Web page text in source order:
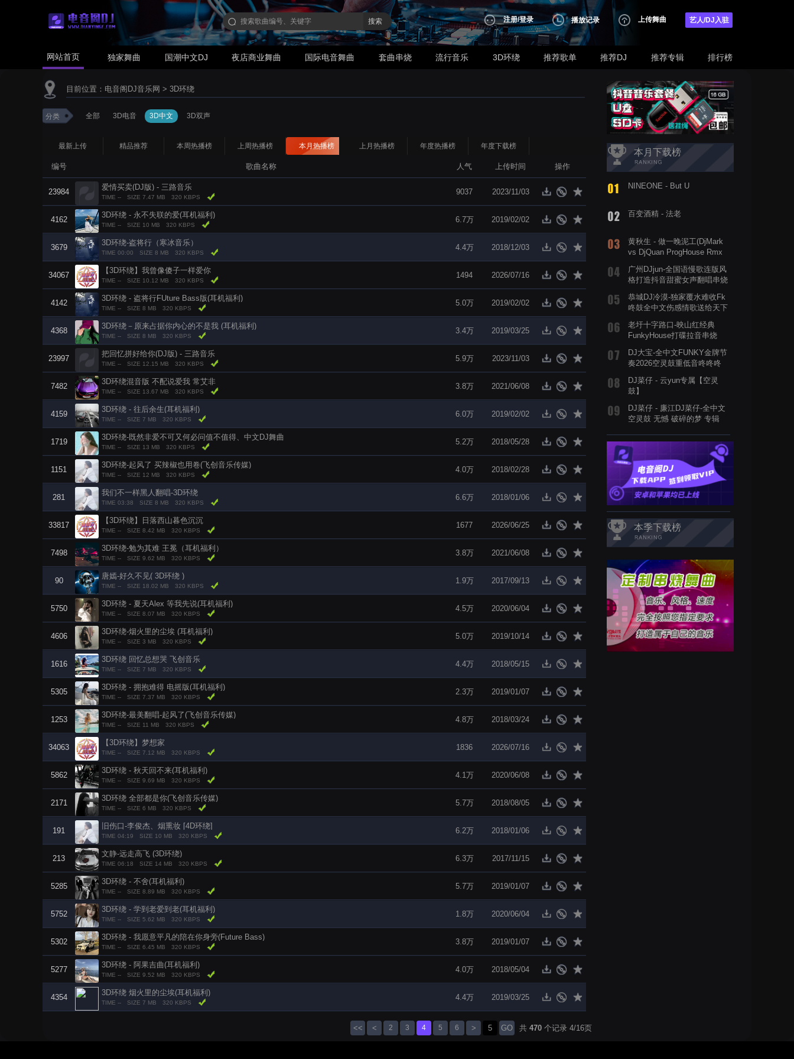
搜索 注册/登录 播放记录 上传舞曲 艺人/DJ入驻
网站首页 独家舞曲 国潮中文DJ 夜店商业舞曲 国际电音舞曲 套曲串烧 流行音乐 3D环绕 推荐歌单 推荐DJ 推荐专辑 排行榜
目前位置： 电音阁DJ音乐网 > 3D环绕
分类 全部 3D电音 3D中文 3D双声
最新上传 精品推荐 本周热播榜 上周热播榜 本月热播榜 上月热播榜 年度热播榜 年度下载榜
编号 歌曲名称 人气 上传时间 操作
23984
爱情买卖(DJ版) - 三路音乐
TIME -- SIZE 7.47 MB 320 KBPS
9037 2023/11/03
4162
3D环绕 - 永不失联的爱(耳机福利)
TIME -- SIZE 10 MB 320 KBPS
6.7万 2019/02/02
3679
3D环绕-盗将行（寒冰音乐）
TIME 00:00 SIZE 8 MB 320 KBPS
4.4万 2018/12/03
34067
【3D环绕】我曾像傻子一样爱你
TIME -- SIZE 10.12 MB 320 KBPS
1494 2026/07/16
4142
3D环绕 - 盗将行FUture Bass版(耳机福利)
TIME -- SIZE 8 MB 320 KBPS
5.0万 2019/02/02
4368
3D环绕－原来占据你内心的不是我 (耳机福利)
TIME -- SIZE 8 MB 320 KBPS
3.4万 2019/03/25
23997
把回忆拼好给你(DJ版) - 三路音乐
TIME -- SIZE 12.15 MB 320 KBPS
5.9万 2023/11/03
7482
3D环绕混音版 不配说爱我 常艾非
TIME -- SIZE 13.67 MB 320 KBPS
3.8万 2021/06/08
4159
3D环绕 - 往后余生(耳机福利)
TIME -- SIZE 7 MB 320 KBPS
6.0万 2019/02/02
1719
3D环绕-既然非爱不可又何必问值不值得、中文DJ舞曲
TIME -- SIZE 13 MB 320 KBPS
5.2万 2018/05/28
1151
3D环绕-起风了 买辣椒也用卷(飞创音乐传媒)
TIME -- SIZE 12 MB 320 KBPS
4.0万 2018/02/28
281
我们不一样黑人翻唱-3D环绕
TIME 03:38 SIZE 8 MB 320 KBPS
6.6万 2018/01/06
33817
【3D环绕】日落西山暮色沉沉
TIME -- SIZE 8.42 MB 320 KBPS
1677 2026/06/25
7498
3D环绕-勉为其难 王冕（耳机福利）
TIME -- SIZE 9.62 MB 320 KBPS
3.8万 2021/06/08
90
唐嫣-好久不见( 3D环绕 )
TIME -- SIZE 18.02 MB 320 KBPS
1.9万 2017/09/13
5750
3D环绕 - 夏天Alex 等我先说(耳机福利)
TIME -- SIZE 8.07 MB 320 KBPS
4.5万 2020/06/04
4606
3D环绕-烟火里的尘埃 (耳机福利)
TIME -- SIZE 3 MB 320 KBPS
5.0万 2019/10/14
1616
3D环绕 回忆总想哭 飞创音乐
TIME -- SIZE 7 MB 320 KBPS
4.4万 2018/05/15
5305
3D环绕 - 拥抱难得 电摇版(耳机福利)
TIME -- SIZE 7.37 MB 320 KBPS
2.3万 2019/01/07
1253
3D环绕-最美翻唱-起风了(飞创音乐传媒)
TIME -- SIZE 11 MB 320 KBPS
4.8万 2018/03/24
34063
【3D环绕】梦想家
TIME -- SIZE 7.12 MB 320 KBPS
1836 2026/07/16
5862
3D环绕 - 秋天回不来(耳机福利)
TIME -- SIZE 9.69 MB 320 KBPS
4.1万 2020/06/08
2171
3D环绕 全部都是你(飞创音乐传媒)
TIME -- SIZE 6 MB 320 KBPS
5.7万 2018/08/05
191
旧伤口-李俊杰、烟熏妆 [4D环绕]
TIME 04:19 SIZE 10 MB 320 KBPS
6.2万 2018/01/06
213
文静-远走高飞 (3D环绕)
TIME 06:18 SIZE 14 MB 320 KBPS
6.3万 2017/11/15
5285
3D环绕 - 不舍(耳机福利)
TIME -- SIZE 8.89 MB 320 KBPS
5.7万 2019/01/07
5752
3D环绕 - 学到老爱到老(耳机福利)
TIME -- SIZE 5.62 MB 320 KBPS
1.8万 2020/06/04
5302
3D环绕 - 我愿意平凡的陪在你身旁(Future Bass)
TIME -- SIZE 6.45 MB 320 KBPS
3.8万 2019/01/07
5277
3D环绕 - 阿果吉曲(耳机福利)
TIME -- SIZE 9.52 MB 320 KBPS
4.0万 2018/05/04
4354
3D环绕 烟火里的尘埃(耳机福利)
TIME -- SIZE 7 MB 320 KBPS
4.4万 2019/03/25
<< < 2 3 4 5 6 > GO 共 470 个记录 4/16页
本月下载榜
NINEONE - But U
百变酒精 - 法老
黄秋生 - 做一晚泥工(DjMark
vs DjQuan ProgHouse Rmx
广州DJjun-全国语慢歌连版风
格打造抖音甜蜜女声翻唱串烧
恭城DJ冷漠-独家覆水难收Fk
咚鼓全中文伤感情歌送给天下
老圩十字路口-映山红经典
FunkyHouse打碟拉音串烧
DJ大宝-全中文FUNKY金牌节
奏2026空灵鼓重低音咚咚咚
DJ菜仔 - 云yun专属【空灵
鼓】
DJ菜仔 - 廉江DJ菜仔-全中文
空灵鼓 无憾 破碎的梦 专辑
本季下载榜